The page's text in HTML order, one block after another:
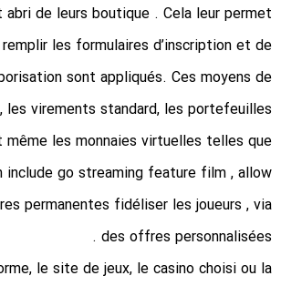
de leurs boutique . Cela leur permet
les formulaires d’inscription et de
sont appliqués. Ces moyens de
virements standard, les portefeuilles
les monnaies virtuelles telles que
include go streaming feature film , allow
permanentes fidéliser les joueurs , via
des offres personnalisées .
le site de jeux, le casino choisi ou la